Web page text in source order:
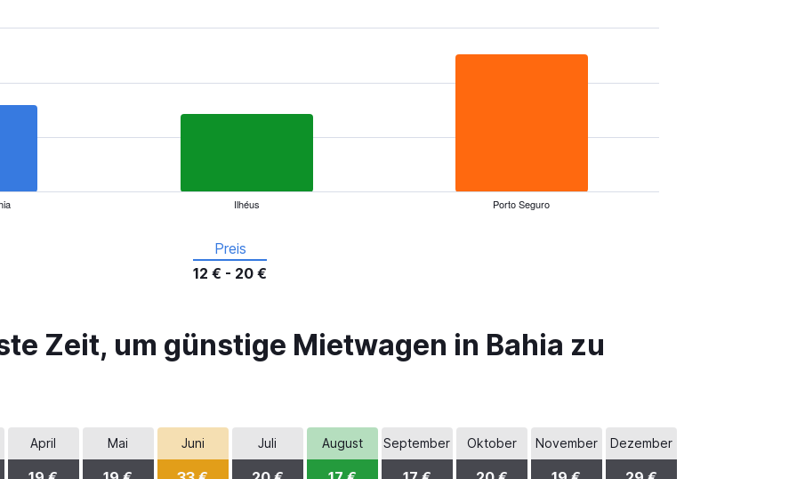
Ilhéus Porto Seguro
Preis
12 € - 20 €
Zeit, um günstige Mietwagen in Bahia zu
April Mai Juni Juli August September Oktober November Dezember